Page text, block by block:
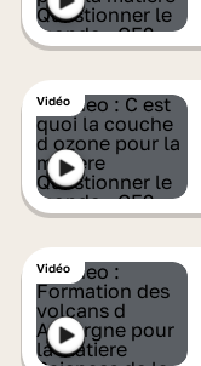
Vidéo
Vidéo